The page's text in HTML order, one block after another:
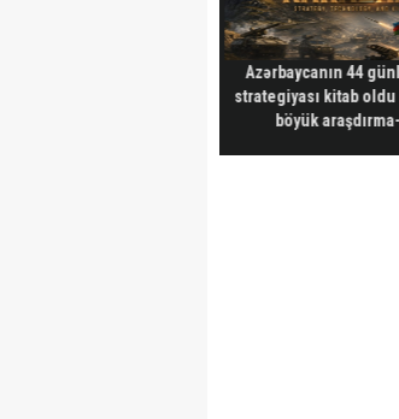
Azərbaycanın 44
strategiyası kitab oldu
böyük